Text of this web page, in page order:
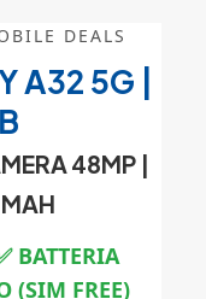
DEALS
A32 5G |
48MP |
BATTERIA
(SIM FREE)